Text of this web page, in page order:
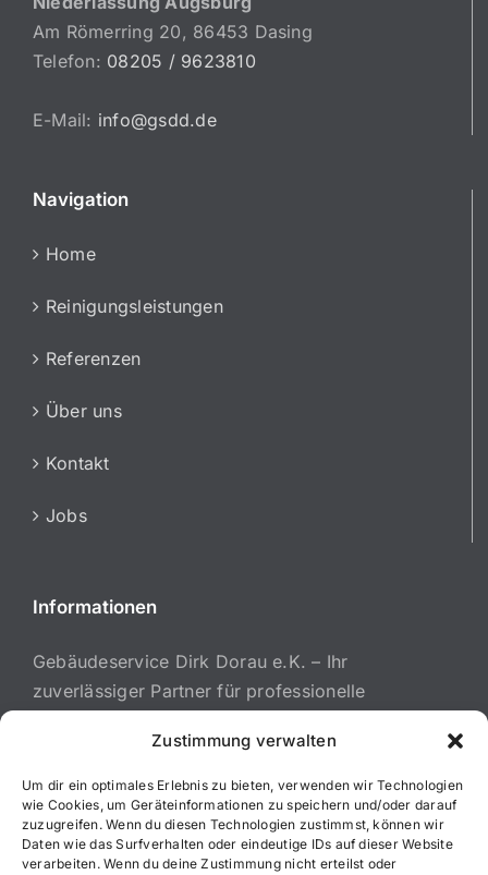
Zustimmung verwalten
Um dir ein optimales Erlebnis zu bieten, verwenden wir Technologien
wie Cookies, um Geräteinformationen zu speichern und/oder darauf
zuzugreifen. Wenn du diesen Technologien zustimmst, können wir
Daten wie das Surfverhalten oder eindeutige IDs auf dieser Website
verarbeiten. Wenn du deine Zustimmung nicht erteilst oder
Am Römerring 20, 86453 Dasing
Telefon: 08205 / 9623810
E-Mail: info@gsdd.de
Navigation
Home
Reinigungsleistungen
Referenzen
Über uns
Kontakt
Jobs
Informationen
Gebäudeservice Dirk Dorau e.K. – Ihr
zuverlässiger Partner für professionelle
Augsburg und Umgebung.